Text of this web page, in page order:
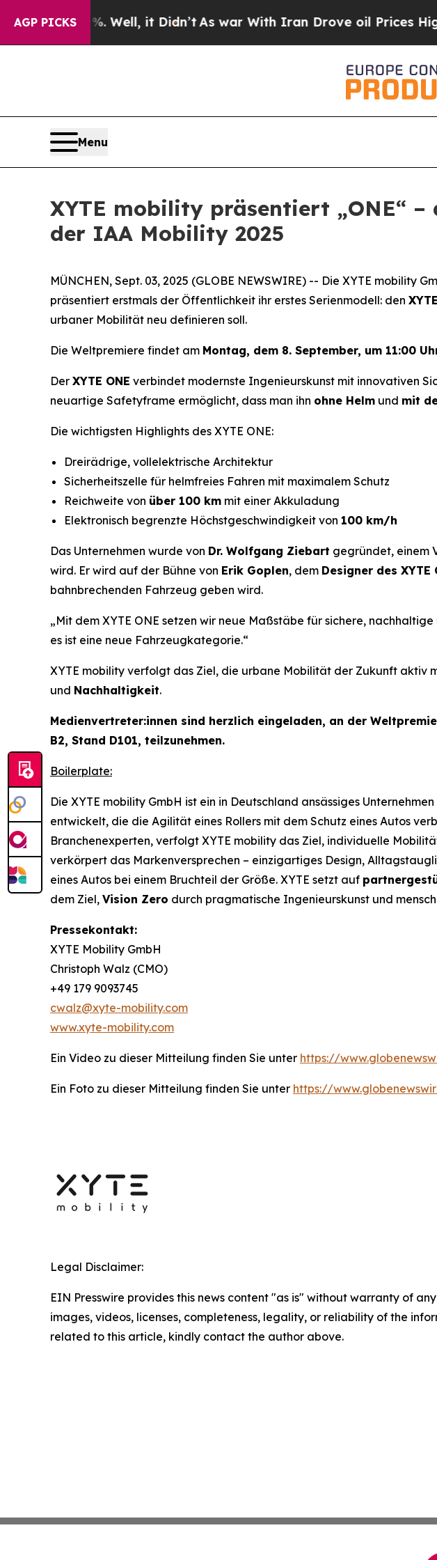
AGP PICKS
40%. Well, it Didn’tAs war With Iran Drove oil Prices Higher,
Menu
XYTE mobility präsentiert „ONE“
der IAA Mobility 2025
MÜNCHEN, Sept. 03, 2025 (GLOBE NEWSWIRE) -- Die XYTE
präsentiert erstmals der Öffentlichkeit ihr erstes Serienmodell: den
urbaner Mobilität neu definieren soll.
Die Weltpremiere findet am Montag, dem 8. September, um 11:00
Der XYTE ONE verbindet modernste Ingenieurskunst mit innovativen
neuartige Safetyframe ermöglicht, dass man ihn ohne Helm und mit
Die wichtigsten Highlights des XYTE ONE:
Dreirädrige, vollelektrische Architektur
Sicherheitszelle für helmfreies Fahren mit maximalem Schutz
Reichweite von über 100 km mit einer Akkuladung
Elektronisch begrenzte Höchstgeschwindigkeit von 100 km/h
Das Unternehmen wurde von Dr. Wolfgang Ziebart gegründet, einem
wird. Er wird auf der Bühne von Erik Goplen, dem Designer des XYTE
bahnbrechenden Fahrzeug geben wird.
„Mit dem XYTE ONE setzen wir neue Maßstäbe für sichere,
es ist eine neue Fahrzeugkategorie.“
XYTE mobility verfolgt das Ziel, die urbane Mobilität der Zukunft aktiv
und Nachhaltigkeit.
Medienvertreter:innen sind herzlich eingeladen, an der
B2, Stand D101, teilzunehmen.
Boilerplate:
Die XYTE mobility GmbH ist ein in Deutschland ansässiges
entwickelt, die die Agilität eines Rollers mit dem Schutz eines Autos
Branchenexperten, verfolgt XYTE mobility das Ziel, individuelle
verkörpert das Markenversprechen – einzigartiges Design,
eines Autos bei einem Bruchteil der Größe. XYTE setzt auf
dem Ziel, Vision Zero durch pragmatische Ingenieurskunst und
Pressekontakt:
XYTE Mobility GmbH
Christoph Walz (CMO)
+49 179 9093745
cwalz@xyte-mobility.com
www.xyte-mobility.com
Ein Video zu dieser Mitteilung finden Sie unter https://
Ein Foto zu dieser Mitteilung finden Sie unter https://
Legal Disclaimer:
EIN Presswire provides this news content "as is" without warranty of
images, videos, licenses, completeness, legality, or reliability of the
related to this article, kindly contact the author above.